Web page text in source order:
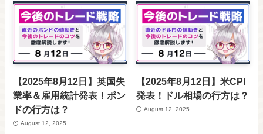
【2025年8月12日】英国失
業率＆雇用統計発表！ポン
ドの行方は？
August 12, 2025
【2025年8月12日】米CPI
発表！ドル相場の行方は？
August 12, 2025